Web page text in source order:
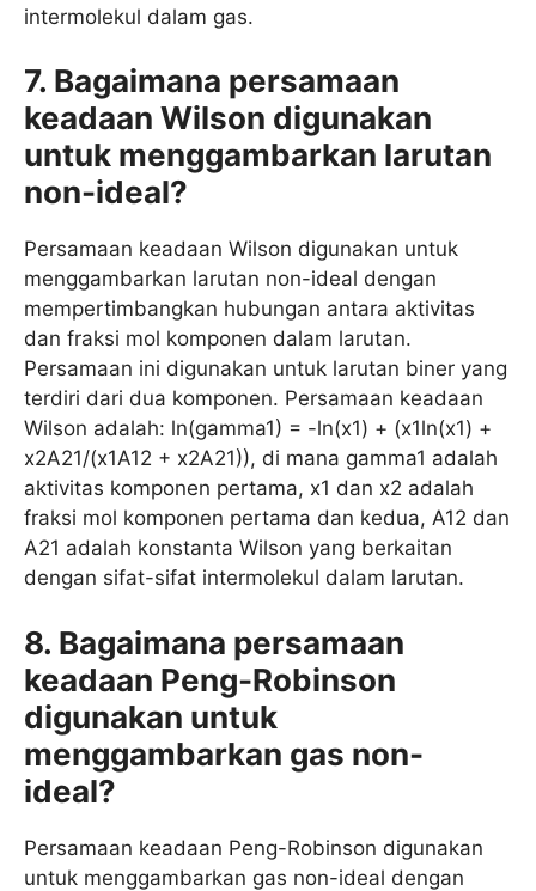
intermolekul dalam gas.
7. Bagaimana persamaan
keadaan Wilson digunakan
untuk menggambarkan larutan
non-ideal?
Persamaan keadaan Wilson digunakan untuk
menggambarkan larutan non-ideal dengan
mempertimbangkan hubungan antara aktivitas
dan fraksi mol komponen dalam larutan.
Persamaan ini digunakan untuk larutan biner yang
terdiri dari dua komponen. Persamaan keadaan
Wilson adalah: ln(gamma1) = -ln(x1) + (x1ln(x1) +
x2A21/(x1A12 + x2A21)), di mana gamma1 adalah
aktivitas komponen pertama, x1 dan x2 adalah
fraksi mol komponen pertama dan kedua, A12 dan
A21 adalah konstanta Wilson yang berkaitan
dengan sifat-sifat intermolekul dalam larutan.
8. Bagaimana persamaan
keadaan Peng-Robinson
digunakan untuk
menggambarkan gas non-
ideal?
Persamaan keadaan Peng-Robinson digunakan
untuk menggambarkan gas non-ideal dengan